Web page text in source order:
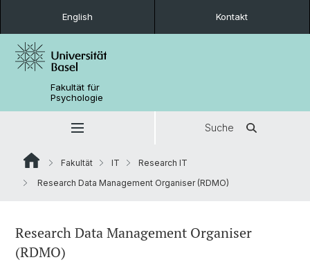
English Kontakt
Fakultät für
Psychologie
Suche
Fakultät IT
Research IT
Research Data Management Organiser (RDMO)
Research Data Management Organiser
(RDMO)